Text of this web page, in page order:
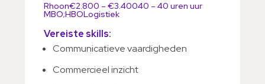
Rhoon€2.800 – €3.40040 – 40 uren uur
MBO;HBOLogistiek
Vereiste skills:
Communicatieve vaardigheden
Commercieel inzicht